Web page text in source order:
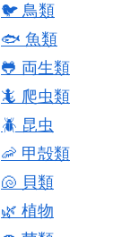
🐦 鳥類
🐟 魚類
🐸 両生類
🦎 爬虫類
🪲 昆虫
🦐 甲殻類
🐚 貝類
🌿 植物